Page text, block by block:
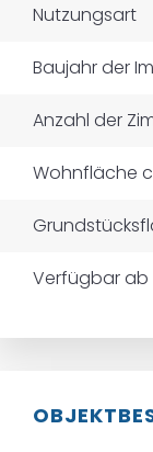
Nutzungsart
Baujahr der
Anzahl der
Wohnfläche
Verfügbar ab